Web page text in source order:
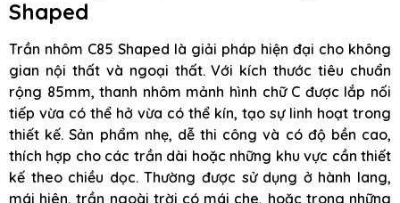
Shaped
Trần nhôm C85 Shaped là giải pháp hiện đại cho không
gian nội thất và ngoại thất. Với kích thước tiêu chuẩn
rộng 85mm, thanh nhôm mảnh hình chữ C được lắp nối
tiếp vừa có thể hở vừa có thể kín, tạo sự linh hoạt trong
thiết kế. Sản phẩm nhẹ, dễ thi công và có độ bền cao,
thích hợp cho các trần dài hoặc những khu vực cần thiết
kế theo chiều dọc. Thường được sử dụng ở hành lang,
mái hiên, trần ngoài trời có mái che, hoặc trong những